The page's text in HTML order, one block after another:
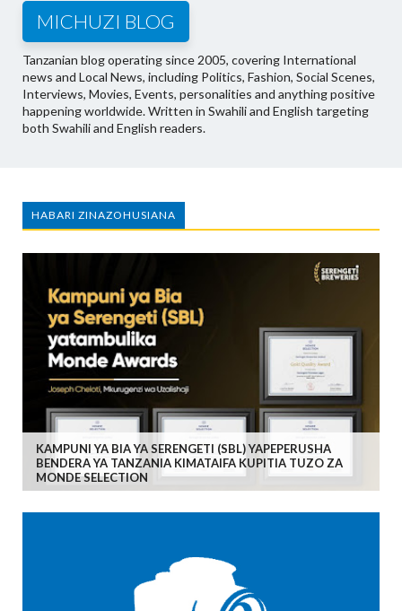
MICHUZI BLOG
Tanzanian blog operating since 2005, covering International
news and Local News, including Politics, Fashion, Social Scenes,
Interviews, Movies, Events, personalities and anything positive
happening worldwide. Written in Swahili and English targeting
both Swahili and English readers.
HABARI ZINAZOHUSIANA
KAMPUNI YA BIA YA SERENGETI (SBL) YAPEPERUSHA
BENDERA YA TANZANIA KIMATAIFA KUPITIA TUZO ZA
MONDE SELECTION